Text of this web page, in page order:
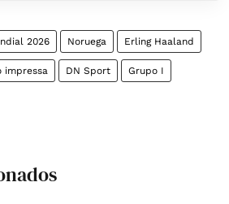
2026 Noruega Erling Haaland
impressa DN Sport Grupo I